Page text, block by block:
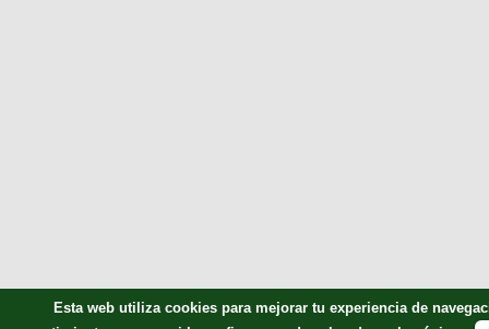
Esta web utiliza cookies para mejorar tu experiencia de